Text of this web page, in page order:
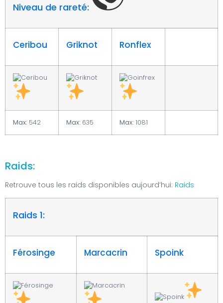
Niveau de rareté:
Ceribou Griknot Ronflex
Max: 542 Max: 635 Max: 1081
Raids:
Retrouve tous les raids disponibles aujourd’hui: Raids
Raids 1:
Férosinge Marcacrin Spoink